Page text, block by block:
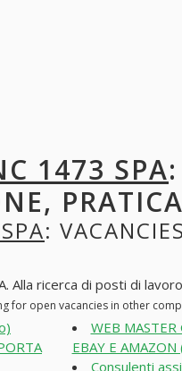
1473 SPA
PRATICA
:
Alla ricerca di posti di
for open vacancies in other
WEB MASTER
EBAY E AMAZON
Consulenti